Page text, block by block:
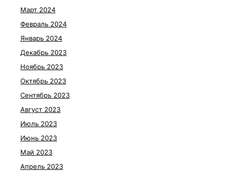
Март 2024
Февраль 2024
Январь 2024
Декабрь 2023
Ноябрь 2023
Октябрь 2023
Сентябрь 2023
Август 2023
Июль 2023
Июнь 2023
Май 2023
Апрель 2023